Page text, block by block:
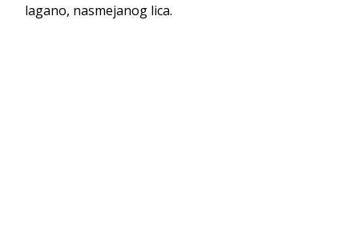
lagano, nasmejanog lica.